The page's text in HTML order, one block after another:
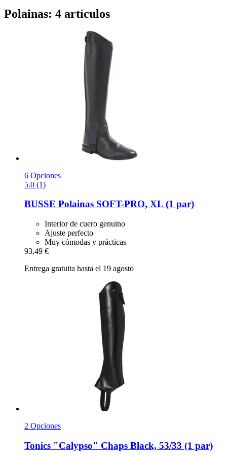
Polainas: 4 artículos
6 Opciones
5.0 (1)
BUSSE Polainas SOFT-​PRO, XL (1 par)
Interior de cuero genuino
Ajuste perfecto
Muy cómodas y prácticas
93,49 €
Entrega gratuita hasta el 19 agosto
2 Opciones
Tonics "Calypso" Chaps Black, 53/33 (1 par)